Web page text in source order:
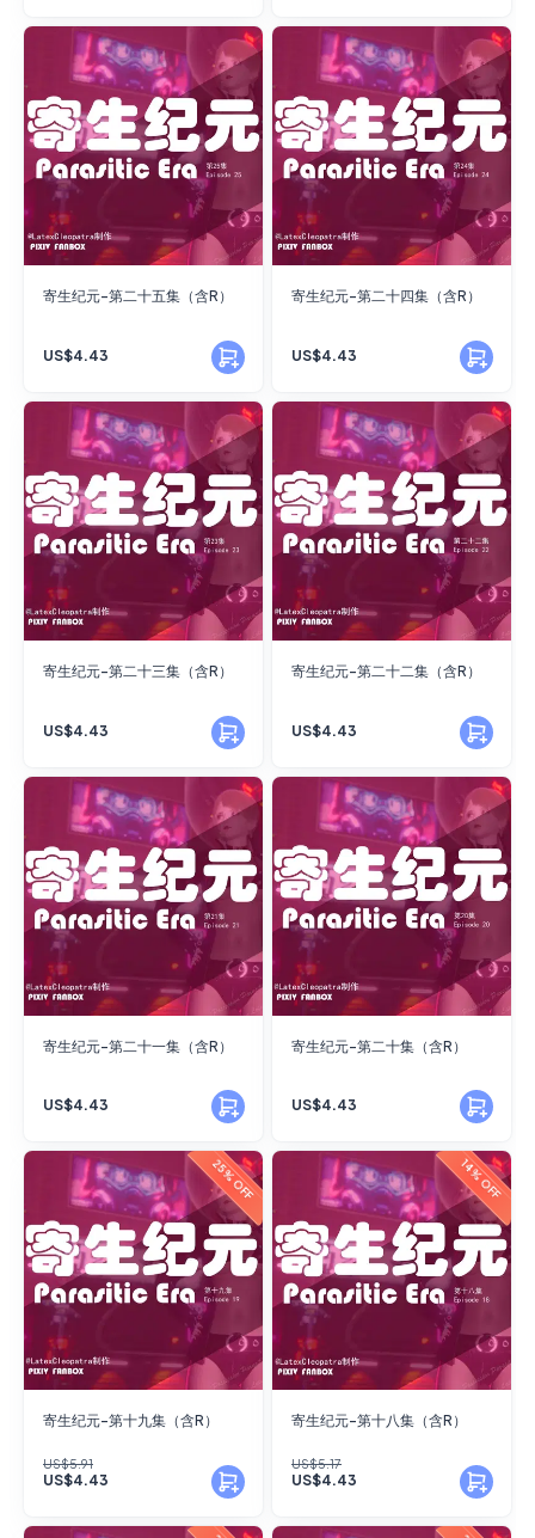
寄生纪元-第二十五集（含R）
US$4.43
寄生纪元-第二十四集（含R）
US$4.43
寄生纪元-第二十三集（含R）
US$4.43
寄生纪元-第二十二集（含R）
US$4.43
寄生纪元-第二十一集（含R）
US$4.43
寄生纪元-第二十集（含R）
US$4.43
25% OFF
寄生纪元-第十九集（含R）
US$5.91
US$4.43
14% OFF
寄生纪元-第十八集（含R）
US$5.17
US$4.43